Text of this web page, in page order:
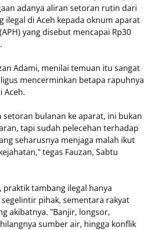
adanya aliran setoran rutin dari
ilegal di Aceh kepada oknum aparat
yang disebut mencapai Rp30
Adami, menilai temuan itu sangat
mencerminkan betapa rapuhnya
Aceh.
setoran bulanan ke aparat, ini bukan
tapi sudah pelecehan terhadap
seharusnya menjaga malah ikut
tegas Fauzan, Sabtu
praktik tambang ilegal hanya
pihak, sementara rakyat
akibatnya. "Banjir, longsor,
sumber air, hingga konflik